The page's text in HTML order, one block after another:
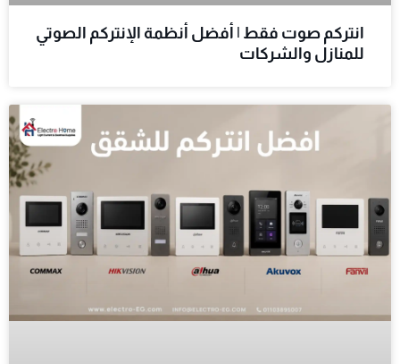
انتركم صوت فقط | أفضل أنظمة الإنتركم الصوتي
للمنازل والشركات